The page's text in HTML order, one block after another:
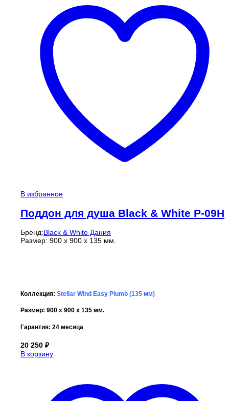
В избранное
Поддон для душа Black & White P-09H
Бренд:Black & White Дания
Размер: 900 x 900 x 135 мм.
Коллекция: Stellar Wind Easy Plumb (135 мм)
Размер: 900 x 900 x 135 мм.
Гарантия: 24 месяца
20 250 ₽
В корзину